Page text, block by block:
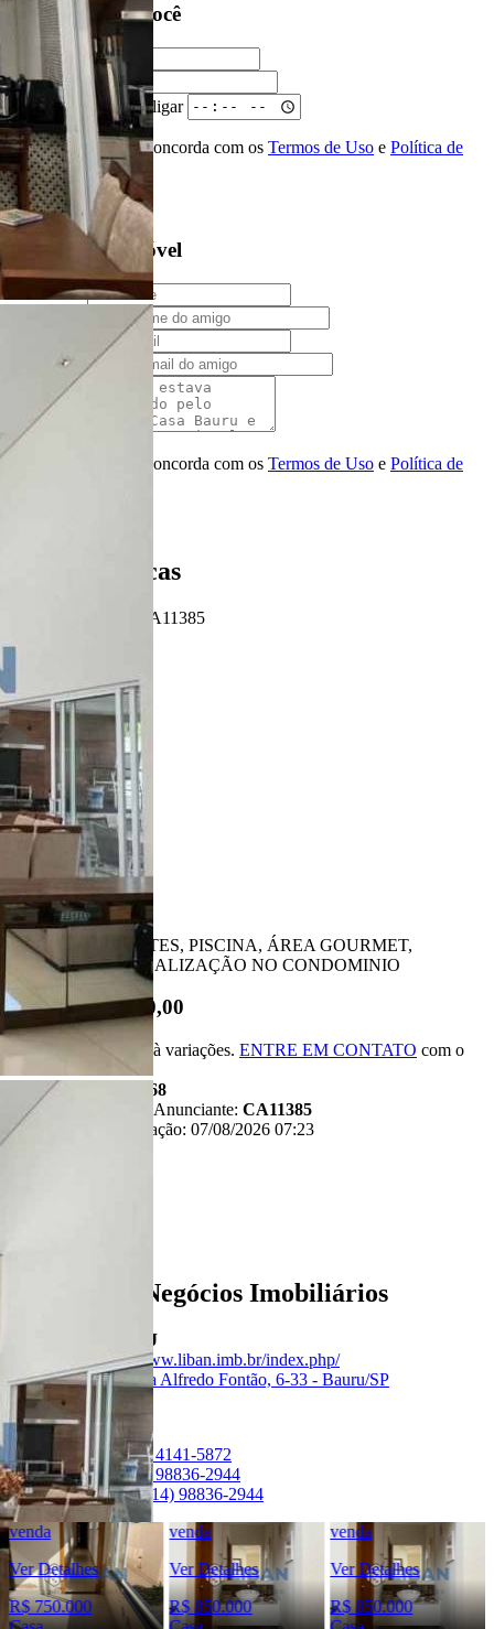
Ligamos para você
Nome
Telefone
Melhor horário para ligar
Ao ENVIAR você concorda com os Termos de Uso e Política de
Privacidade
Solicitar Ligação
Indique este imóvel
Seu Nome
E-mail do amigo
Mensagem
Ao ENVIAR você concorda com os Termos de Uso e Política de
Características
Referência: CA11385
297.00 m²
Ligamos para você!
Descrição
CASA COM 3 SUITES, PISCINA, ÁREA GOURMET,
EXCELENTE LOCALIZAÇÃO NO CONDOMINIO
R$ 750.000,00
*Valor sujeito à variações. ENTRE EM CONTATO com o
Código:
481568
Referência do Anunciante: CA11385
Última atualização: 07/08/2026 07:23
Liban - Negócios Imobiliários
33006-J
https://www.liban.imb.br/index.php/
Endereço:Rua Alfredo Fontão, 6-33 - Bauru/SP
Ver Telefone
Telefone:(14) 4141-5872
Telefone:(14) 98836-2944
WhatsApp:(14) 98836-2944
venda
Ver Detalhes
R$ 750.000
venda
Ver Detalhes
R$ 850.000
venda
Ver Detalhes
R$ 850.000